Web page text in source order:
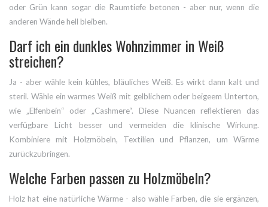
oder Grün kann sogar die Raumtiefe betonen - aber nur, wenn die
anderen Wände hell bleiben.
Darf ich ein dunkles Wohnzimmer in Weiß
streichen?
Ja - aber wähle kein kühles, bläuliches Weiß. Es wirkt dann kalt und
steril. Wähle ein warmes Weiß mit gelblichem oder beigeem Unterton,
wie „Elfenbein“ oder „Cashmere“. Diese Nuancen reflektieren das
verfügbare Licht besser und vermeiden die klinische Wirkung.
Kombiniere mit Holzmöbeln, Textilien und Pflanzen, um Wärme
zurückzubringen.
Welche Farben passen zu Holzmöbeln?
Holz hat eine natürliche Wärme - also wähle Farben, die sie ergänzen,